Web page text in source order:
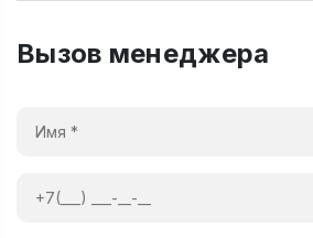
Вызов менеджера